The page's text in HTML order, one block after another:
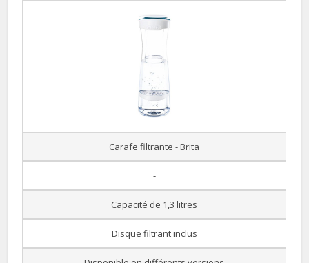
Carafe filtrante - Brita
-
Capacité de 1,3 litres
Disque filtrant inclus